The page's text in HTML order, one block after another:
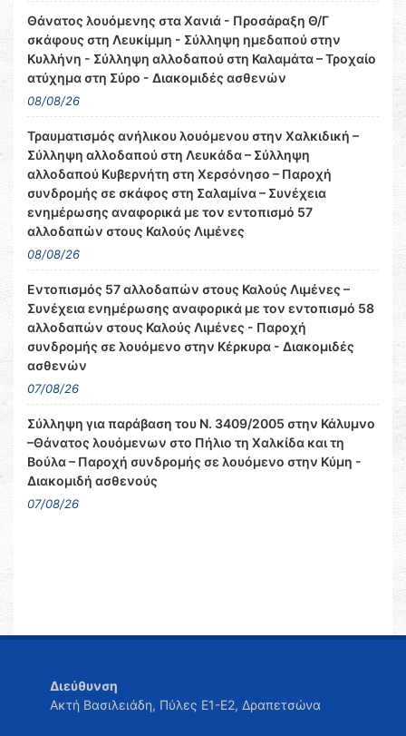
Θάνατος λουόμενης στα Χανιά - Προσάραξη Θ/Γ
σκάφους στη Λευκίμμη - Σύλληψη ημεδαπού στην
Κυλλήνη - Σύλληψη αλλοδαπού στη Καλαμάτα – Τροχαίο
ατύχημα στη Σύρο - Διακομιδές ασθενών
08/08/26
Τραυματισμός ανήλικου λουόμενου στην Χαλκιδική –
Σύλληψη αλλοδαπού στη Λευκάδα – Σύλληψη
αλλοδαπού Κυβερνήτη στη Χερσόνησο – Παροχή
συνδρομής σε σκάφος στη Σαλαμίνα – Συνέχεια
ενημέρωσης αναφορικά με τον εντοπισμό 57
αλλοδαπών στους Καλούς Λιμένες
08/08/26
Εντοπισμός 57 αλλοδαπών στους Καλούς Λιμένες –
Συνέχεια ενημέρωσης αναφορικά με τον εντοπισμό 58
αλλοδαπών στους Καλούς Λιμένες - Παροχή
συνδρομής σε λουόμενο στην Κέρκυρα - Διακομιδές
ασθενών
07/08/26
Σύλληψη για παράβαση του Ν. 3409/2005 στην Κάλυμνο
–Θάνατος λουόμενων στο Πήλιο τη Χαλκίδα και τη
Βούλα – Παροχή συνδρομής σε λουόμενο στην Κύμη -
Διακομιδή ασθενούς
07/08/26
Διεύθυνση
Ακτή Βασιλειάδη, Πύλες Ε1-Ε2, Δραπετσώνα